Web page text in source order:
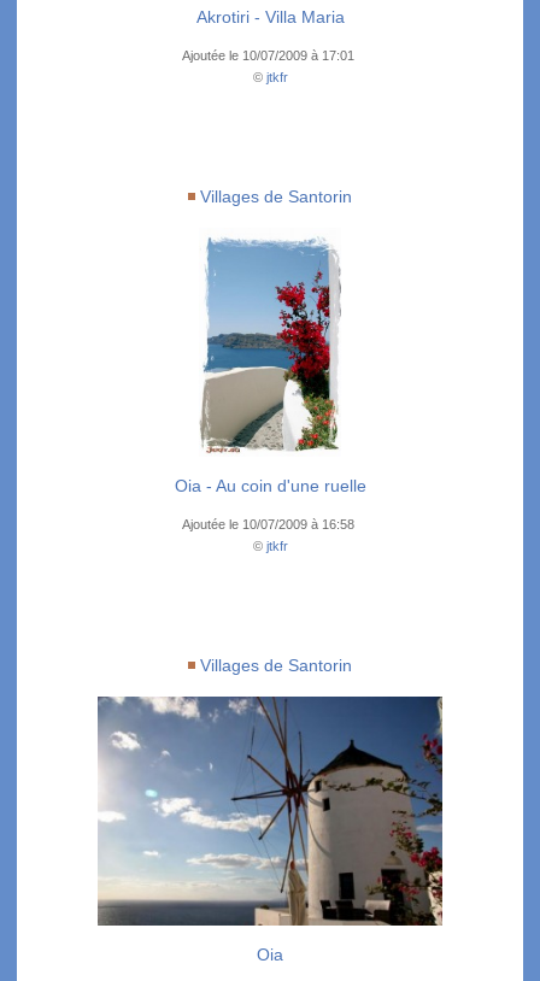
Akrotiri - Villa Maria
Ajoutée le 10/07/2009 à 17:01
© jtkfr
Villages de Santorin
Oia - Au coin d'une ruelle
Ajoutée le 10/07/2009 à 16:58
© jtkfr
Villages de Santorin
Oia